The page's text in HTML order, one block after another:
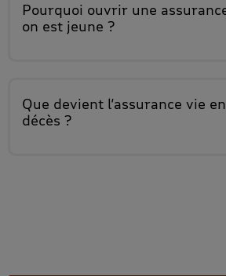
Pourquoi ouvrir une
on est jeune ?
Que devient l’assurance vie
décès ?